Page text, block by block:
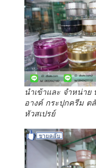
นำเข้าและ จำหน่า
อางค์ กระปุกครีม
หัวสเปรย์